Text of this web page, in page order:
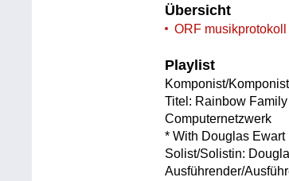
Übersicht
ORF musikprotokoll
Playlist
Komponist/
Titel: Rainbow
Computernetzwerk
* With Douglas Ewart
Solist/Solistin:
Ausführender/